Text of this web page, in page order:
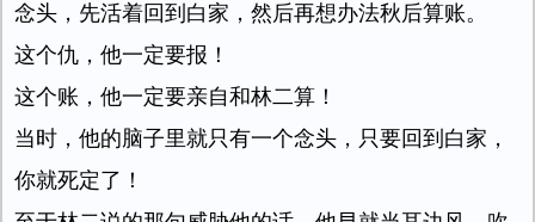
念头，先活着回到白家，然后再想办法秋后算账。
这个仇，他一定要报！
这个账，他一定要亲自和林二算！
当时，他的脑子里就只有一个念头，只要回到白家，
你就死定了！